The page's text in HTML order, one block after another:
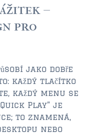
–
pro
jako dobře
každý tlačítko
každý menu se
Play” je
to znamená,
nebo